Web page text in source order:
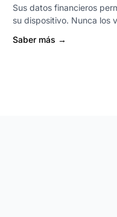
Sus datos financieros
su dispositivo. Nunca los
Saber más →